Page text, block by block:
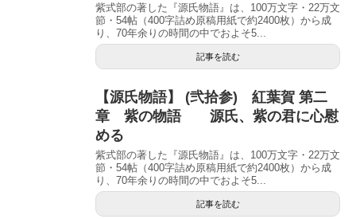
紫式部の著した『源氏物語』は、100万文字・22万文
節・54帖（400字詰め原稿用紙で約2400枚）から成
り、70年余りの時間の中でおよそ5...
記事を読む
【源氏物語】 (弐拾参) 紅葉賀 第二
章 紫の物語 源氏、紫の君に心慰
める
紫式部の著した『源氏物語』は、100万文字・22万文
節・54帖（400字詰め原稿用紙で約2400枚）から成
り、70年余りの時間の中でおよそ5...
記事を読む